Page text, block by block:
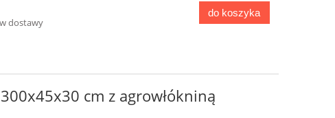
dostawy
do koszyka
cm z agrowłókniną